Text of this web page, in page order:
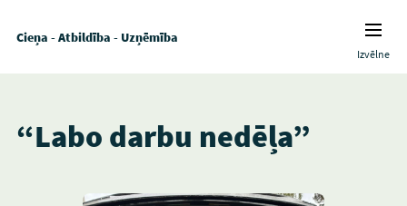
Cieņa - Atbildība - Uzņēmība
Izvēlne
“Labo darbu nedēļa”